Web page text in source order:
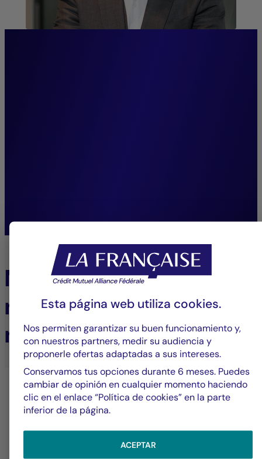
Presidente del Directorio de New Alpha AM
Más información sobre
nuestros servicios a
medida
Esta página web utiliza cookies.
Nos permiten garantizar su buen funcionamiento y,
con nuestros partners, medir su audiencia y
proponerle ofertas adaptadas a sus intereses.
Conservamos tus opciones durante 6 meses. Puedes
cambiar de opinión en cualquier momento haciendo
clic en el enlace “Política de cookies” en la parte
inferior de la página.
ACEPTAR